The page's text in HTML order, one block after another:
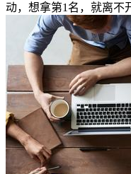
动，想拿第1名，就离不